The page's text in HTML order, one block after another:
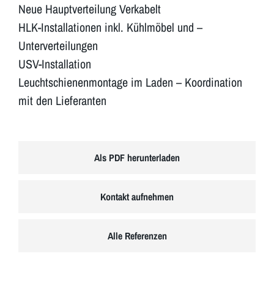
Neue Hauptverteilung Verkabelt
HLK-Installationen inkl. Kühlmöbel und –
Unterverteilungen
USV-Installation
Leuchtschienenmontage im Laden – Koordination
mit den Lieferanten
Als PDF herunterladen
Kontakt aufnehmen
Alle Referenzen